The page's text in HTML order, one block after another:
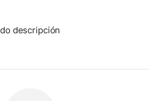
descripción